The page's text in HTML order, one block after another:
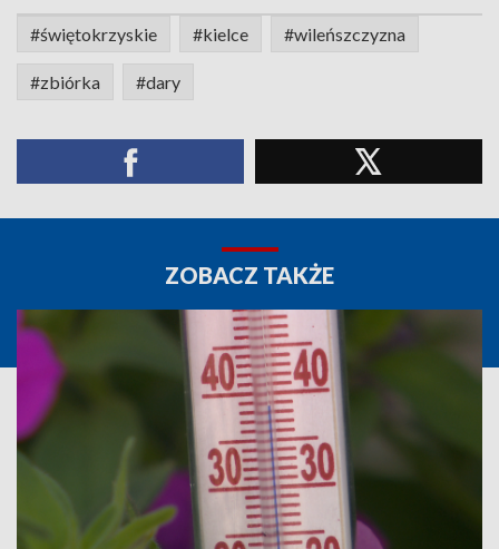
#świętokrzyskie #kielce #wileńszczyzna
#zbiórka #dary
ZOBACZ TAKŻE